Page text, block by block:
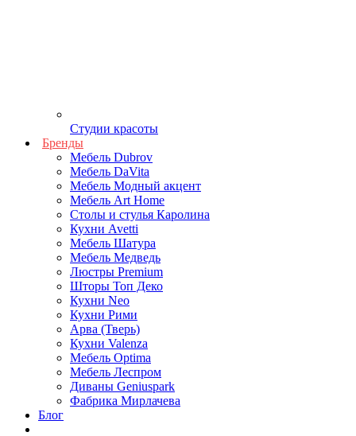
Студии красоты
Бренды
Мебель Dubrov
Мебель DaVita
Мебель Модный акцент
Мебель Art Home
Столы и стулья Каролина
Кухни Avetti
Мебель Шатура
Мебель Медведь
Люстры Premium
Шторы Топ Деко
Кухни Neo
Кухни Рими
Арва (Тверь)
Кухни Valenza
Мебель Optima
Мебель Леспром
Диваны Geniuspark
Фабрика Мирлачева
Блог